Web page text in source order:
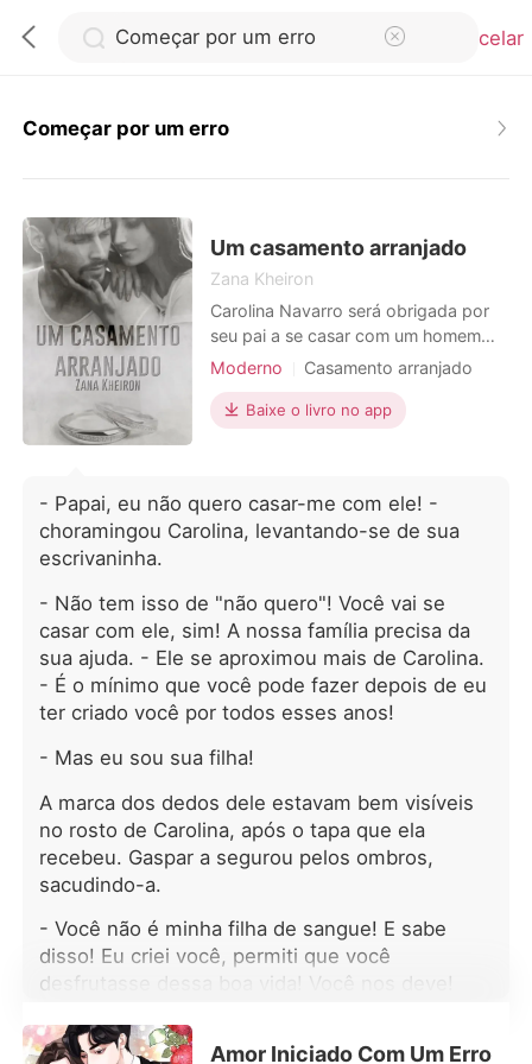
Cancelar
Loja
Histórico
Sair
Começar por um erro
Um casamento arranjado
Zana Kheiron
Carolina Navarro será obrigada por
seu pai a se casar com um homem
desfigurado, a fim de salvar a família
que qualquer um poderia querer, até
que um acidente de avião destruiu
amargurado. Mas ele precisa de uma
esposa e de um herdeiro. Poderá um
ou o amor florescerá entre duas
almas machucadas? Segunda parte
(começa no 96 e termina no 129) :
Osvaldo; Terceira parte (começa no
130 e vai até o 164): Santiago.
segunda geração. Segunda Geração
em duas partes. A primeira vai do 166
ao 271; a segunda do 272 ao 382).
Sigam-me no insta e vamos interagir!
Moderno
Casamento arranjado
PTSD
CEO Máfia
Paixão / Erótica
Baixe o livro no app
- Papai, eu não quero casar-me com ele! -
choramingou Carolina, levantando-se de sua
escrivaninha.
- Não tem isso de "não quero"! Você vai se
casar com ele, sim! A nossa família precisa da
sua ajuda. - Ele se aproximou mais de Carolina.
- É o mínimo que você pode fazer depois de eu
ter criado você por todos esses anos!
- Mas eu sou sua filha!
A marca dos dedos dele estavam bem visíveis
no rosto de Carolina, após o tapa que ela
recebeu. Gaspar a segurou pelos ombros,
sacudindo-a.
- Você não é minha filha de sangue! E sabe
disso! Eu criei você, permiti que você
desfrutasse dessa boa vida! Você nos deve!
- Mas... Por que eu? - ela choramingou.
Amor Iniciado Com Um Erro